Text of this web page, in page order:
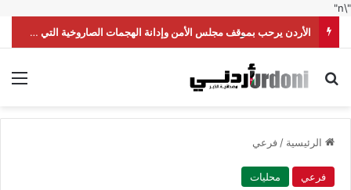
"\n"
الأردن يرحب بموقف مجلس الأمن وإدانة الهجمات الصاروخية التي شنّتها ميليشيا الحوثي على السعودية
بحث عن
الرئيسية /فرعي
فرعي محليات